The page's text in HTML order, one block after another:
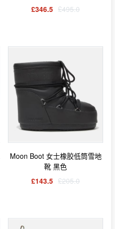
£346.5 £495.0
Moon Boot 女士橡胶低筒雪地
靴 黑色
£143.5 £205.0